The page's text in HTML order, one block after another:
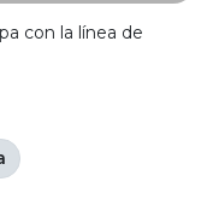
con la línea de